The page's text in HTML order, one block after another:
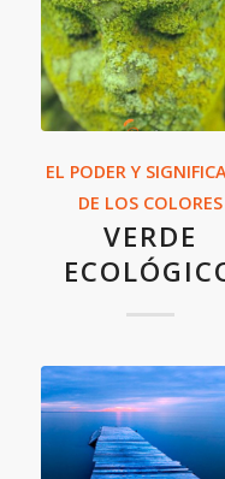
EL PODER Y
DE LOS COLORES
VERDE